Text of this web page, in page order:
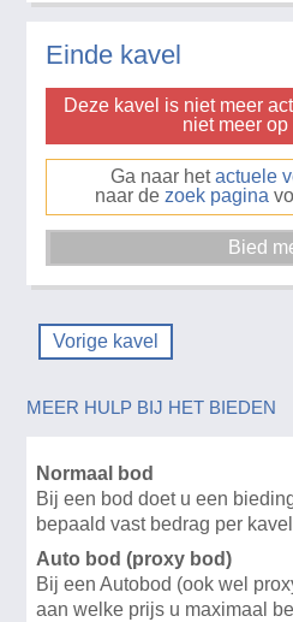
Einde kavel
Deze kavel is niet meer
niet meer op
Ga naar hetactuele
naar de zoek pagina
Vorige kavel
MEER HULP BIJ HET BIEDEN
Normaal bod
Bij een bod doet u een
bepaald vast bedrag per kavel
Auto bod (proxy bod)
Bij een Autobod (ook wel
aan welke prijs u maximaal